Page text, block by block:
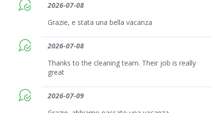
2026-07-08
Grazie, e stata una bella vacanza
2026-07-08
Thanks to the cleaning team. Their job is really
great
2026-07-09